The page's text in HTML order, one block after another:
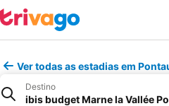
Ver todas as estadias em
Destino
ibis budget Marne la Vallée